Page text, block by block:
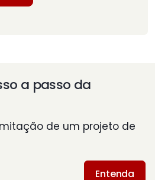
a passo da
de um projeto de
Entenda